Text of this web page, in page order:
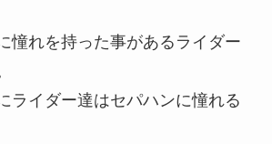
憧れを持った事があるライダー
ライダー達はセパハンに憧れる